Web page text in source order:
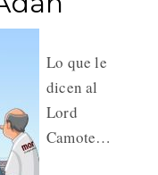
Lo que le
dicen al
Lord
Camote…